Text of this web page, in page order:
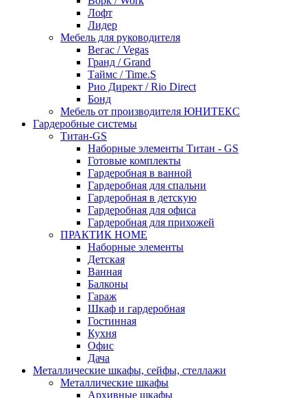
Лофт
Лидер
Мебель для руководителя
Вегас / Vegas
Гранд / Grand
Таймс / Time.S
Рио Директ / Rio Direct
Бонд
Мебель от производителя ЮНИТЕКС
Гардеробные системы
Титан-GS
Наборные элементы Титан - GS
Готовые комплекты
Гардеробная в ванной
Гардеробная для спальни
Гардеробная в детскую
Гардеробная для офиса
Гардеробная для прихожей
ПРАКТИК HOME
Наборные элементы
Детская
Ванная
Балконы
Гараж
Шкаф и гардеробная
Гостинная
Кухня
Офис
Дача
Металлические шкафы, сейфы, стеллажи
Металлические шкафы
Архивные шкафы